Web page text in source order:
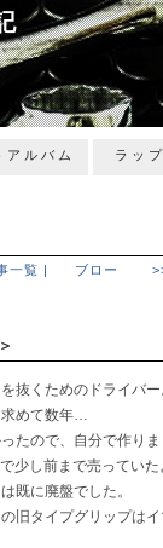
アルバム ラッ
一覧 | ブロー
抜くためのドライバー
めて数年…
たので、自分で作りま
少し前まで売ってい
既に廃盤でした。
旧タイプグリップはイ